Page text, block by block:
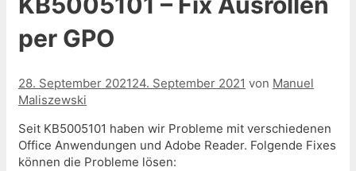
per GPO
28. September 202124. September 2021 von Manuel
Maliszewski
Seit KB5005101 haben wir Probleme mit verschiedenen
Office Anwendungen und Adobe Reader. Folgende Fixes
können die Probleme lösen: